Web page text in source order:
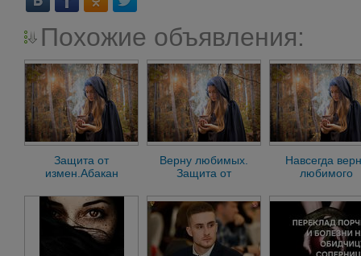
Похожие объявления:
Защита от
измен.Абакан
Верну любимых.
Защита от
Навсегда
любимого